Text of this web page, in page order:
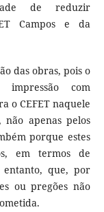
de reduzir
Campos e da
das obras, pois o
com
o CEFET naquele
apenas pelos
porque estes
em termos de
entanto, que, por
ou pregões não